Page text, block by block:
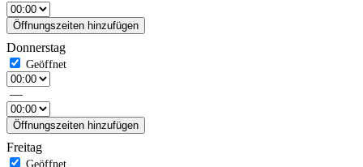
Öffnungszeiten hinzufügen
Donnerstag
—
Öffnungszeiten hinzufügen
Freitag